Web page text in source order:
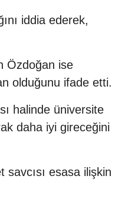
iddia ederek,
Özdoğan ise
olduğunu ifade etti.
halinde üniversite
daha iyi gireceğini
esasa ilişkin